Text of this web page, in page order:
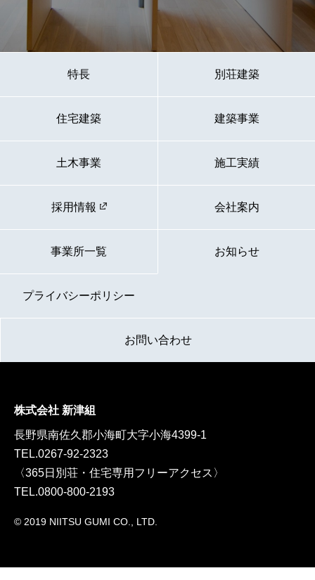
特長 別荘建築
住宅建築 建築事業
土木事業 施工実績
採用情報 会社案内
事業所一覧 お知らせ
プライバシーポリシー
お問い合わせ
株式会社 新津組
長野県南佐久郡小海町大字小海4399-1
TEL.0267-92-2323
〈365日別荘・住宅専用フリーアクセス〉
TEL.0800-800-2193
© 2019 NIITSU GUMI CO., LTD.